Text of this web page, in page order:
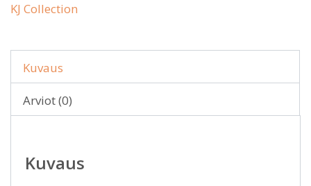
KJ Collection
Kuvaus
Arviot (0)
Kuvaus